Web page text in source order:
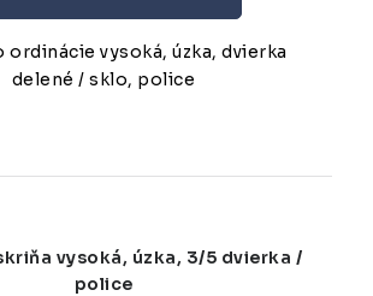
ordinácie vysoká, úzka, dvierka
delené / sklo, police
vysoká, úzka, 3/5 dvierka /
police